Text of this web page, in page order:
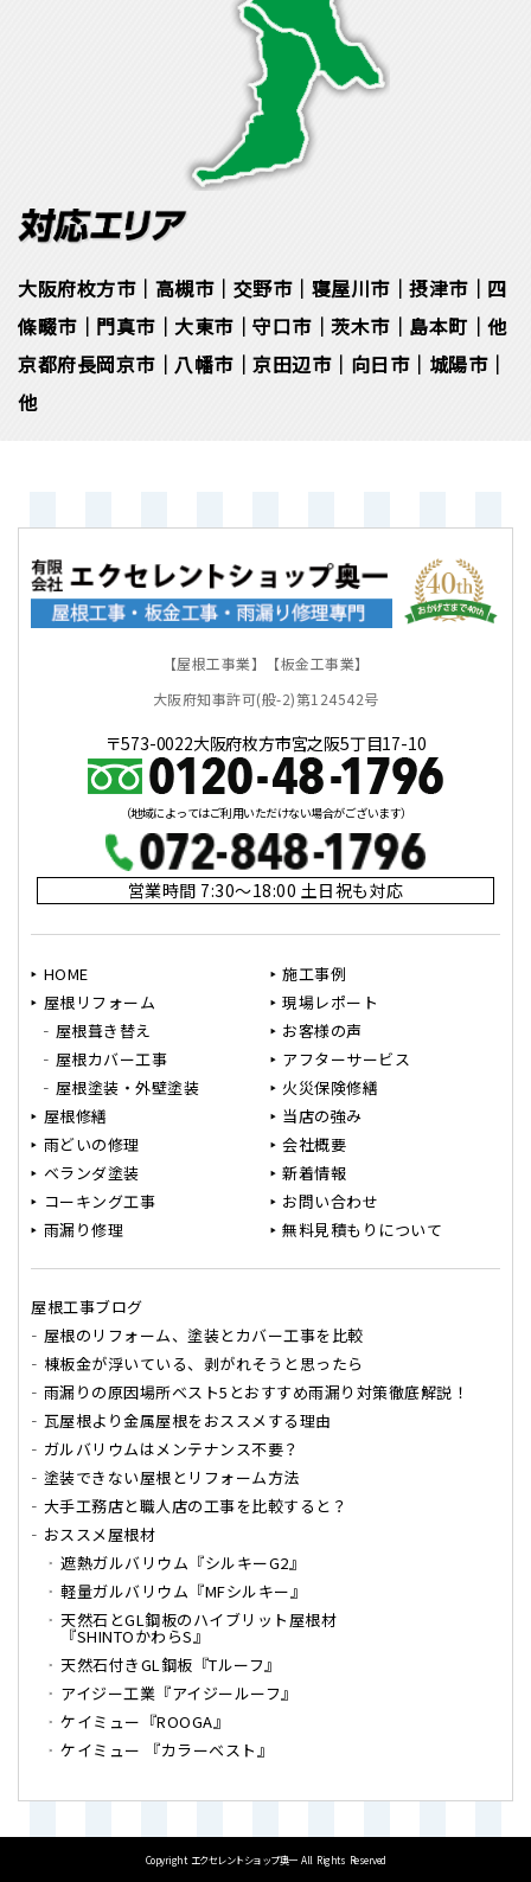
大阪府枚方市｜高槻市｜交野市｜寝屋川市｜摂津市｜四
條畷市｜門真市｜大東市｜守口市｜茨木市｜島本町｜他
京都府長岡京市｜八幡市｜京田辺市｜向日市｜城陽市｜
他
【屋根工事業】【板金工事業】
大阪府知事許可(般-2)第124542号
〒573-0022大阪府枚方市宮之阪5丁目17-10
（地域によってはご利用いただけない場合がございます）
営業時間 7:30～18:00 土日祝も対応
HOME
屋根リフォーム
屋根葺き替え
屋根カバー工事
屋根塗装・外壁塗装
屋根修繕
雨どいの修理
ベランダ塗装
コーキング工事
雨漏り修理
施工事例
現場レポート
お客様の声
アフターサービス
火災保険修繕
当店の強み
会社概要
新着情報
お問い合わせ
無料見積もりについて
屋根工事ブログ
屋根のリフォーム、塗装とカバー工事を比較
棟板金が浮いている、剥がれそうと思ったら
雨漏りの原因場所ベスト5とおすすめ雨漏り対策徹底解説！
瓦屋根より金属屋根をおススメする理由
ガルバリウムはメンテナンス不要？
塗装できない屋根とリフォーム方法
大手工務店と職人店の工事を比較すると？
おススメ屋根材
遮熱ガルバリウム『シルキーG2』
軽量ガルバリウム『MFシルキー』
天然石とGL鋼板のハイブリット屋根材
『SHINTOかわらS』
天然石付きGL鋼板『Tルーフ』
アイジー工業『アイジールーフ』
ケイミュー『ROOGA』
ケイミュー 『カラーベスト』
Copyright エクセレントショップ奥一All Rights Reserved